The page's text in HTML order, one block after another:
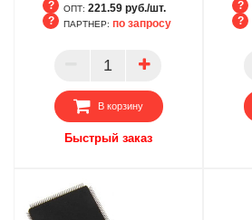
ОПТ: 221.59 руб./шт.
ПАРТНЕР
ПАРТНЕР: по запросу
В корзину
Быстрый заказ